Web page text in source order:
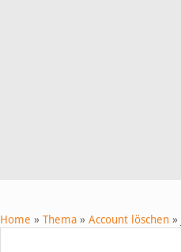
Home » Thema » Account löschen »